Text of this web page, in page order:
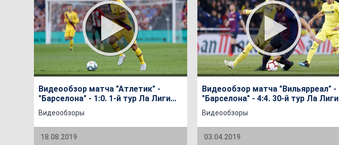
Видеообзор матча "Атлетик" -
"Барселона" - 1:0. 1-й тур Ла Лиги
сезона 2019/20
Видеообзоры
18.08.2019
Видеообзор матча "Вильярреал" -
"Барселона" - 4:4. 30-й тур Ла Лиги
сезона 2018/2019
Видеообзоры
03.04.2019